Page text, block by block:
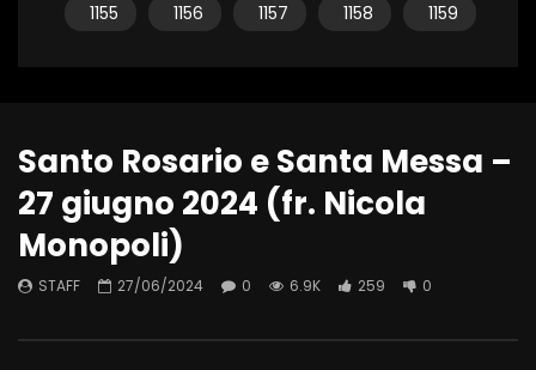
1155
1156 1157 1158 1159
Santo Rosario e Santa Messa –
27 giugno 2024 (fr. Nicola
Monopoli)
STAFF 27/06/2024 0 6.9K 259 0